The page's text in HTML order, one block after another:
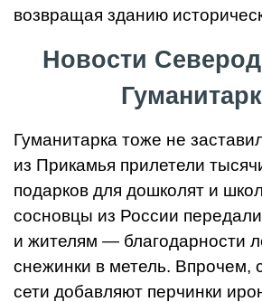
возвращая зданию
Новости
Гуманитарка тоже не
из Прикамья прилетели
подарков для дошколят и
сосновцы из России
и жителям — благодарности
снежинки в метель. Впрочем,
сети добавляют перчинки